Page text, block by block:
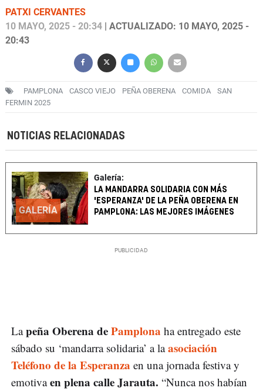
PATXI CERVANTES
10 MAYO, 2025 - 20:34 | ACTUALIZADO: 10 MAYO, 2025 -
20:43
PAMPLONA CASCO VIEJO PEÑA OBERENA COMIDA
SAN
FERMIN 2025
NOTICIAS RELACIONADAS
GALERÍA
Galería:
LA MANDARRA SOLIDARIA CON MÁS
'ESPERANZA' DE LA PEÑA OBERENA EN
PAMPLONA: LAS MEJORES IMÁGENES
Lapeña Oberena dePamplona ha entregado este
sábado su ‘mandarra solidaria’ a la asociación
Teléfono de la Esperanza en una jornada festiva y
emotivaen plena calle Jarauta. “Nunca nos habían